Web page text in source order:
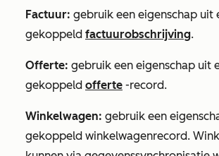
Factuur: gebruik een eigenschap uit
gekoppeld factuurobschrijving.
Offerte: gebruik een eigenschap uit
gekoppeld offerte -record.
Winkelwagen: gebruik een
gekoppeld winkelwagenrecord.